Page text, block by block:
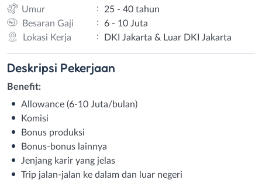
Umur
:
25 - 40 tahun
Besaran Gaji
:
6 - 10 Juta
Lokasi Kerja
: DKI Jakarta & Luar DKI Jakarta
Deskripsi Pekerjaan
Benefit:
Allowance (6-10 Juta/bulan)
Komisi
Bonus produksi
Bonus-bonus lainnya
Jenjang karir yang jelas
Trip jalan-jalan ke dalam dan luar negeri